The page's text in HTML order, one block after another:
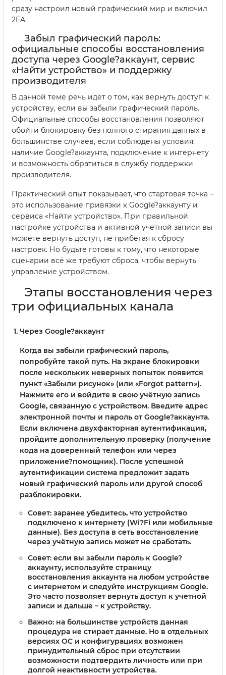
сразу настроил новый графический мир и включил
2FA.
Забыл графический пароль:
официальные способы восстановления
доступа через Google?аккаунт, сервис
«Найти устройство» и поддержку
производителя
В данной теме речь идёт о том, как вернуть доступ к
устройству, если вы забыли графический пароль.
Официальные способы восстановления позволяют
обойти блокировку без полного стирания данных в
большинстве случаев, если соблюдены условия:
наличие Google?аккаунта, подключение к интернету
и возможность обратиться в службу поддержки
производителя.
Практический опыт показывает, что стартовая точка –
это использование привязки к Google?аккаунту и
сервисa «Найти устройство». При правильной
настройке устройства и активной учетной записи вы
можете вернуть доступ, не прибегая к сбросу
настроек. Но будьте готовы к тому, что некоторые
сценарии всё же требуют сброса, чтобы вернуть
управление устройством.
Этапы восстановления через
три официальных канала
Через Google?аккаунт
Когда вы забыли графический пароль,
попробуйте такой путь. На экране блокировки
после нескольких неверных попыток появится
пункт «Забыли рисунок» (или «Forgot pattern»).
Нажмите его и войдите в свою учётную запись
Google, связанную с устройством. Введите адрес
электронной почты и пароль от Google?аккаунта.
Если включена двухфакторная аутентификация,
пройдите дополнительную проверку (получение
кода на доверенный телефон или через
приложение?помощник). После успешной
аутентификации система предложит задать
новый графический пароль или другой способ
разблокировки.
Совет: заранее убедитесь, что устройство
подключено к интернету (Wi?Fi или мобильные
данные). Без доступа в сеть восстановление
через учётную запись может не сработать.
Совет: если вы забыли пароль к Google?
аккаунту, используйте страницу
восстановления аккаунта на любом устройстве
с интернетом и следуйте инструкциям Google.
Это часто позволяет вернуть доступ к учетной
записи и дальше – к устройству.
Важно: на большинстве устройств данная
процедура не стирает данные. Но в отдельных
версиях ОС и конфигурациях возможен
принудительный сброс при отсутствии
возможности подтвердить личность или при
долгой неактивности устройства.